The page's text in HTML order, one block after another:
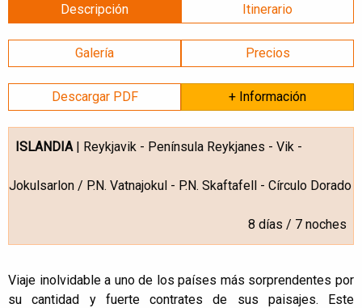
Descripción Itinerario
Galería Precios
Descargar PDF + Información
ISLANDIA | Reykjavik - Península Reykjanes - Vik -
Jokulsarlon / P.N. Vatnajokul - P.N. Skaftafell - Círculo Dorado
8 días / 7 noches
Viaje inolvidable a uno de los países más sorprendentes por
su cantidad y fuerte contrates de sus paisajes. Este